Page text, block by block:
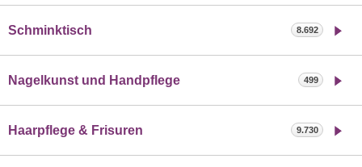
Schminktisch 8.692
Nagelkunst und Handpflege 499
Haarpflege & Frisuren 9.730